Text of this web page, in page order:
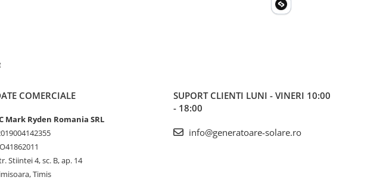
COMERCIALE
Mark Ryden Romania SRL
Stiintei 4, sc. B, ap. 14
Timis
SUPORT CLIENTI LUNI - VINERI 10:00
- 18:00
info@generatoare-solare.ro